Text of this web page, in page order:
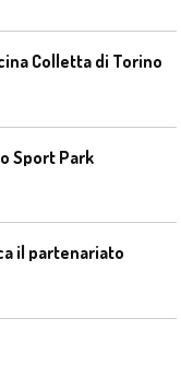
Colletta di Torino
Sport Park
il partenariato